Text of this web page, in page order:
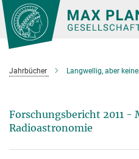
Hauptinhalt
Jahrbücher Langwellig, aber keineswegs
Forschungsbericht 2011
Radioastronomie